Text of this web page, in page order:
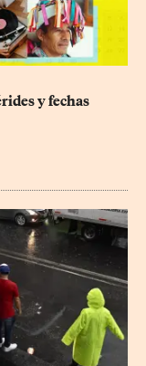
y fechas